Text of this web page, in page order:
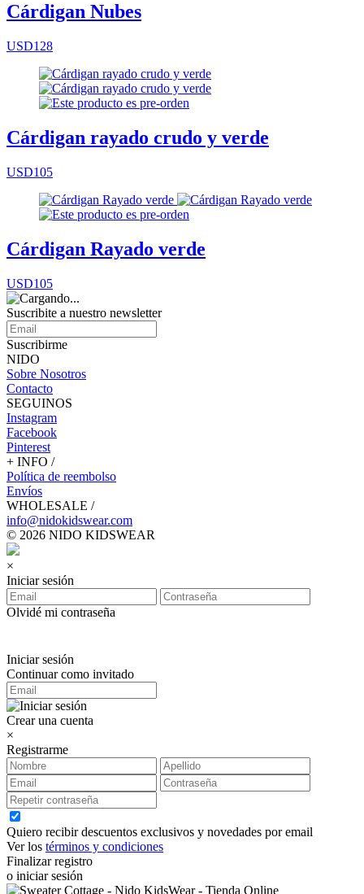
Cárdigan Nubes
USD128
Cárdigan rayado crudo y verde
USD105
Cárdigan Rayado verde
USD105
Suscribite a nuestro newsletter
Suscribirme
NIDO
Sobre Nosotros
Contacto
SEGUINOS
Instagram
Facebook
Pinterest
+ INFO /
Política de reembolso
Envíos
WHOLESALE /
info@nidokidswear.com
© 2026 NIDO KIDSWEAR
×
Iniciar sesión
Olvidé mi contraseña
Iniciar sesión
Continuar como invitado
Crear una cuenta
×
Registrarme
Quiero recibir descuentos exclusivos y novedades por email
Ver los términos y condiciones
Finalizar registro
o iniciar sesión